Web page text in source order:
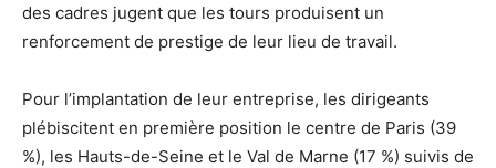
des cadres jugent que les tours produisent un
renforcement de prestige de leur lieu de travail.
Pour l’implantation de leur entreprise, les dirigeants
plébiscitent en première position le centre de Paris (39
%), les Hauts-de-Seine et le Val de Marne (17 %) suivis de